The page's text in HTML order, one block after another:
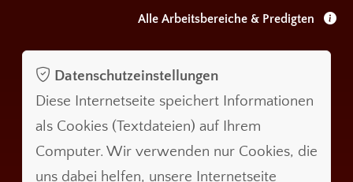
Alle Arbeitsbereiche & Predigten
Datenschutzeinstellungen
Diese Internetseite speichert Informationen
als Cookies (Textdateien) auf Ihrem
Computer. Wir verwenden nur Cookies, die
uns dabei helfen, unsere Internetseite